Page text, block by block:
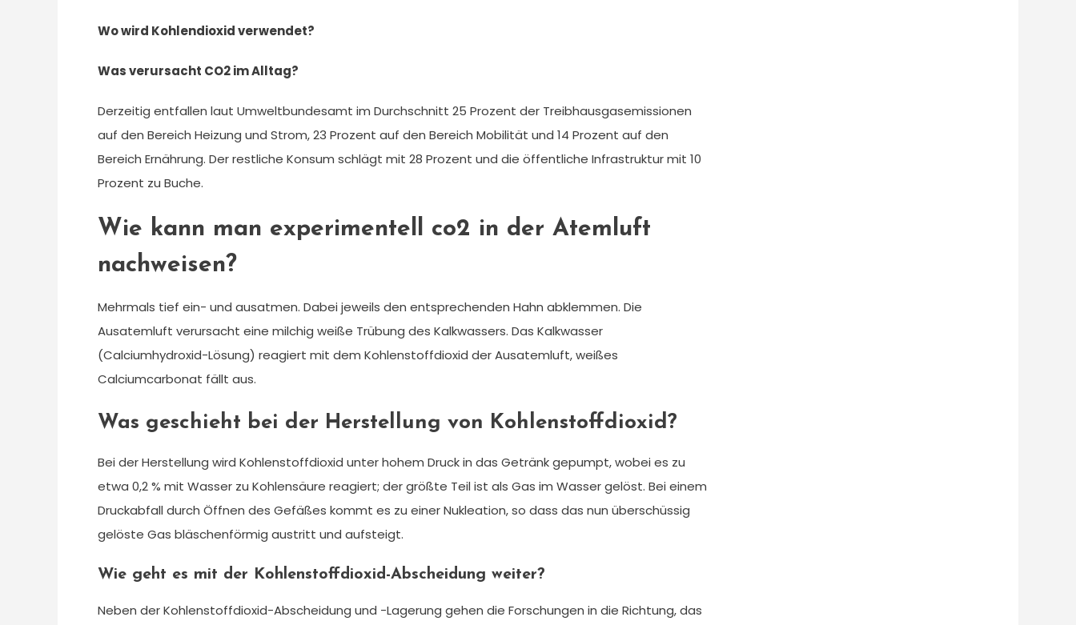
Wo wird Kohlendioxid verwendet?
Was verursacht CO2 im Alltag?
Derzeitig entfallen laut Umweltbundesamt im Durchschnitt 25 Prozent der Treibhausgasemissionen
auf den Bereich Heizung und Strom, 23 Prozent auf den Bereich Mobilität und 14 Prozent auf den
Bereich Ernährung. Der restliche Konsum schlägt mit 28 Prozent und die öffentliche Infrastruktur mit 10
Prozent zu Buche.
Wie kann man experimentell co2 in der Atemluft
nachweisen?
Mehrmals tief ein- und ausatmen. Dabei jeweils den entsprechenden Hahn abklemmen. Die
Ausatemluft verursacht eine milchig weiße Trübung des Kalkwassers. Das Kalkwasser
(Calciumhydroxid-Lösung) reagiert mit dem Kohlenstoffdioxid der Ausatemluft, weißes
Calciumcarbonat fällt aus.
Was geschieht bei der Herstellung von Kohlenstoffdioxid?
Bei der Herstellung wird Kohlenstoffdioxid unter hohem Druck in das Getränk gepumpt, wobei es zu
etwa 0,2 % mit Wasser zu Kohlensäure reagiert; der größte Teil ist als Gas im Wasser gelöst. Bei einem
Druckabfall durch Öffnen des Gefäßes kommt es zu einer Nukleation, so dass das nun überschüssig
gelöste Gas bläschenförmig austritt und aufsteigt.
Wie geht es mit der Kohlenstoffdioxid-Abscheidung weiter?
Neben der Kohlenstoffdioxid-Abscheidung und -Lagerung gehen die Forschungen in die Richtung, das